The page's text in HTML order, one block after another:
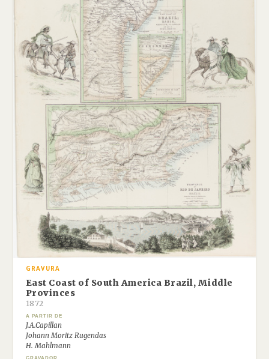
GRAVURA
East Coast of South America Brazil, Middle
Provinces
1872
A PARTIR DE
J.A.Capillan
Johann Moritz Rugendas
H. Mahlmann
GRAVADOR